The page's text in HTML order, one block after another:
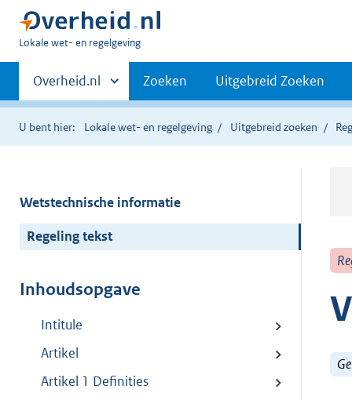
U
hier:
Lokale wet- en regelgeving
Primaire
navigatie
Andere
sites
binnen
Overheid.nl Zoeken Uitgebreid Zoeken
U bent hier: Lokale wet- en regelgeving Uitgebreid zoeken
Wetstechnische informatie
Regeling tekst
Inhoudsopgave
Intitule
Artikel
Artikel 1 Definities